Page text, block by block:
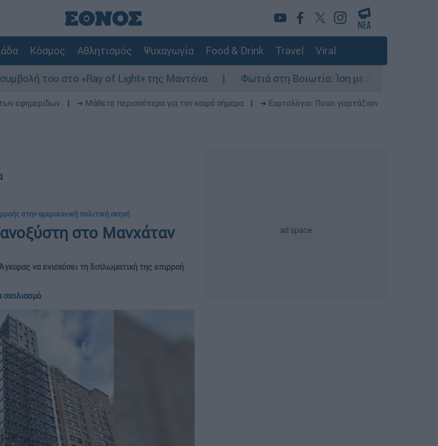
Κόσμος Αθλητισμός Ψυχαγωγία Food & Drink Travel Viral
στο «Ray of Light» της Μαντόνα Φωτιά στη Βοιωτία: Ίση με έξι ατομικές βόμβες
εφημερίδων ➔ Μάθετε περισσότερα για τον καιρό σήμερα
➔ Εορτολόγιο: Ποιοι γιορτάζουν
στην αμερικανική πολιτική σκηνή
στο Μανχάταν
να ενισχύσει τη διπλωματική της επιρροή
σχολιασμό